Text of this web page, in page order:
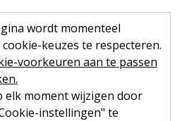
wordt momenteel
keuzes te respecteren.
voorkeuren aan te passen
elk moment wijzigen door
instellingen" te